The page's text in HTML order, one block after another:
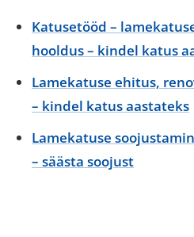
Katusetööd –
hooldus – kindel katus
Lamekatuse ehitus,
– kindel katus aastateks
Lamekatuse
– säästa soojust